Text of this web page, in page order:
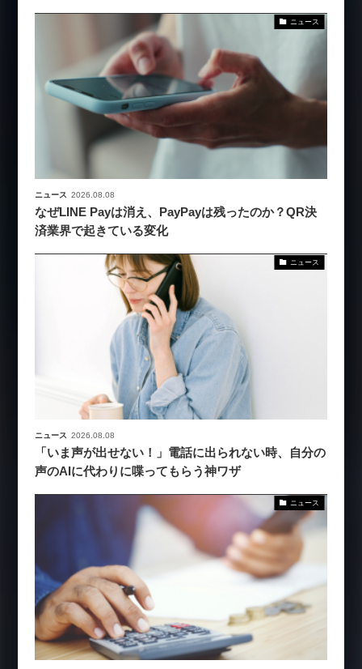
ニュース
ニュース 2026.08.08
なぜLINE Payは消え、PayPayは残ったのか？QR決
済業界で起きている変化
ニュース
ニュース 2026.08.08
「いま声が出せない！」電話に出られない時、自分の
声のAIに代わりに喋ってもらう神ワザ
ニュース